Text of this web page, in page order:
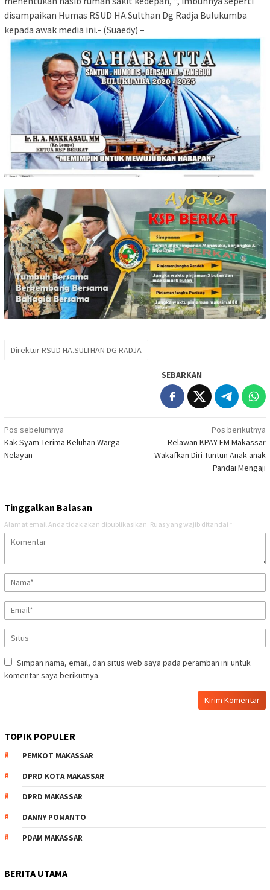
disampaikan Humas RSUD HA.Sulthan Dg Radja Bulukumba
kepada awak media ini.- (Suaedy) –
Direktur RSUD HA.SULTHAN DG RADJA
SEBARKAN
Navigasi
pos
Pos sebelumnya
Kak Syam Terima Keluhan Warga
Nelayan
Pos berikutnya
Relawan KPAY FM Makassar
Wakafkan Diri Tuntun Anak-anak
Pandai Mengaji
Tinggalkan Balasan
Alamat email Anda tidak akan dipublikasikan. Ruas yang wajib ditandai *
Simpan nama, email, dan situs web saya pada peramban ini untuk
komentar saya berikutnya.
TOPIK POPULER
PEMKOT MAKASSAR
DPRD KOTA MAKASSAR
DPRD MAKASSAR
DANNY POMANTO
PDAM MAKASSAR
BERITA UTAMA